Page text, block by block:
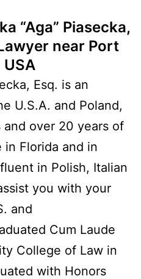
“Aga” Piasecka,
near Port
Esq. is an
U.S.A. and Poland,
and over 20 years of
Florida and in
in Polish, Italian
you with your
and
Cum Laude
College of Law in
with Honors